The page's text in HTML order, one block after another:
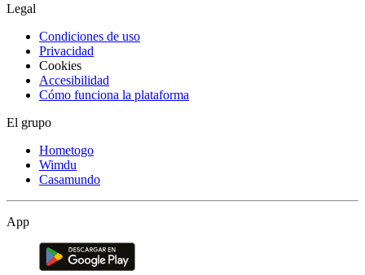
Legal
Condiciones de uso
Privacidad
Cookies
Accesibilidad
Cómo funciona la plataforma
El grupo
Hometogo
Wimdu
Casamundo
App